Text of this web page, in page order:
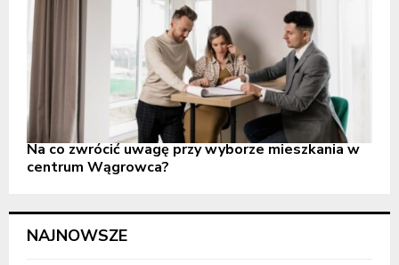
Na co zwrócić uwagę przy wyborze mieszkania w
centrum Wągrowca?
NAJNOWSZE